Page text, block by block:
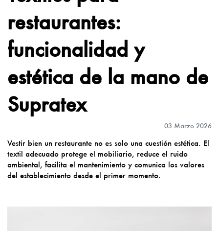
restaurantes:
funcionalidad y
estética de la mano de
Supratex
03 Marzo 2026
Vestir bien un restaurante no es solo una cuestión estética. El
textil adecuado protege el mobiliario, reduce el ruido
ambiental, facilita el mantenimiento y comunica los valores
del establecimiento desde el primer momento.